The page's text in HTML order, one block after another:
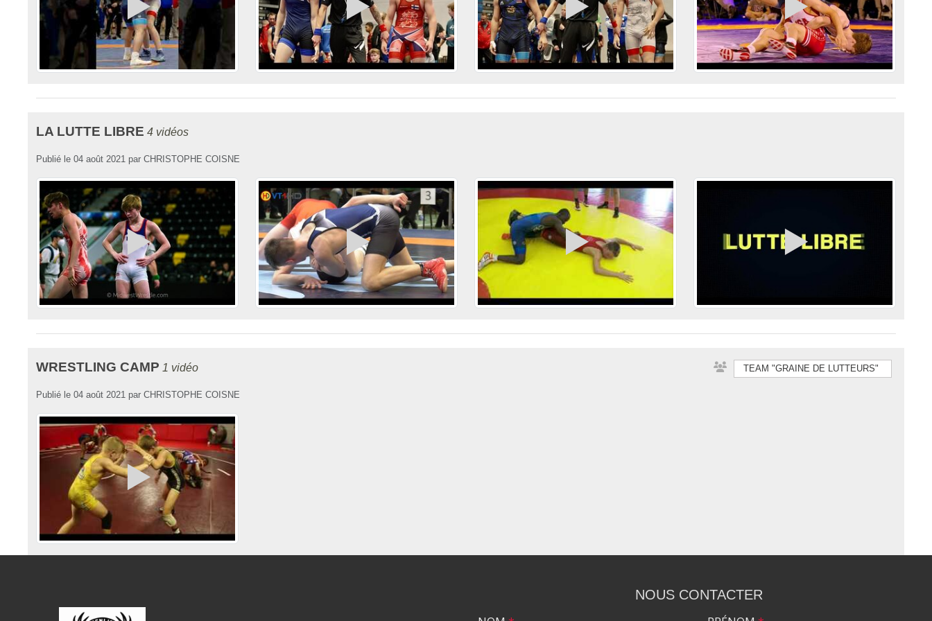
LA LUTTE LIBRE 4 vidéos
Publié le 04 août 2021 par CHRISTOPHE COISNE
WRESTLING CAMP 1 vidéo TEAM "GRAINE DE LUTTEURS"
Publié le 04 août 2021 par CHRISTOPHE COISNE
NOUS CONTACTER